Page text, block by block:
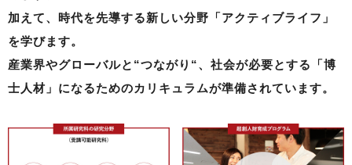
加えて、時代を先導する新しい分野「アクティブライフ 」
を学びます。
産業界やグローバルと “つながり“、社会が必要とする「博
士人材」になるためのカリキュラムが準備されています。